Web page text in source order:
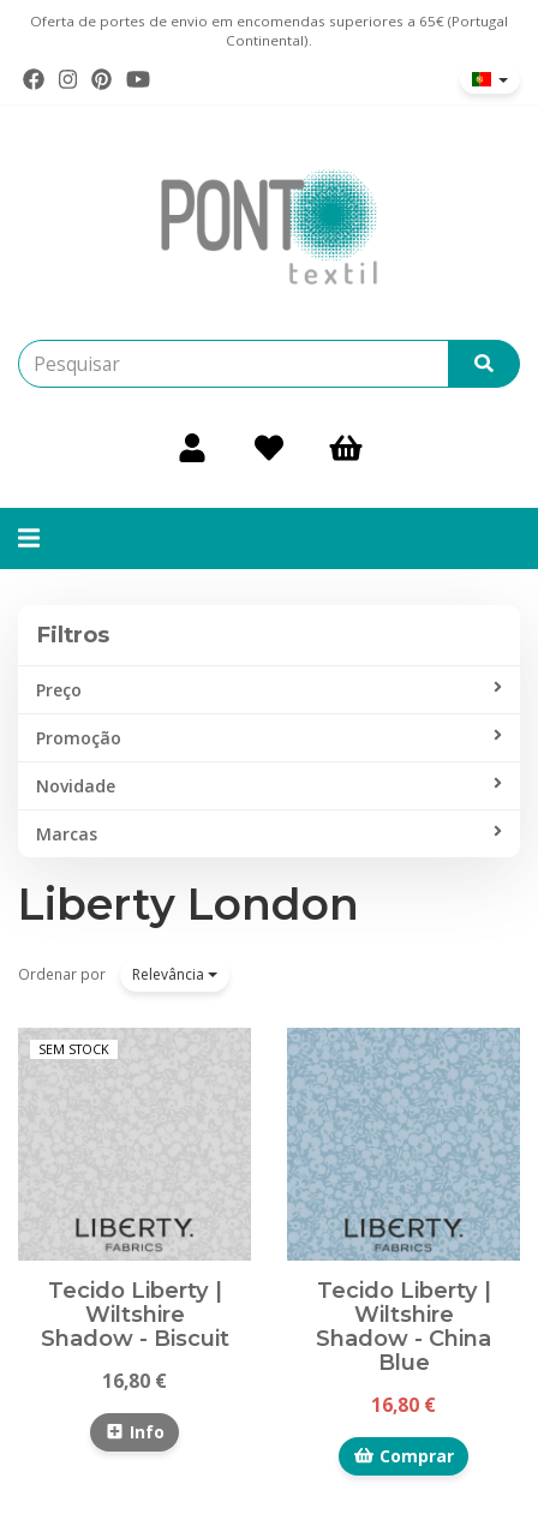
Oferta de portes de envio em encomendas superiores a 65€ (Portugal
Continental).
Alternar
Filtros
Preço
Promoção
Novidade
Marcas
Liberty London
Ordenar por Relevância
SEM STOCK
Tecido Liberty |
Wiltshire
Shadow - Biscuit
16,80 €
Info
Tecido Liberty |
Wiltshire
Shadow - China
Blue
16,80 €
Comprar